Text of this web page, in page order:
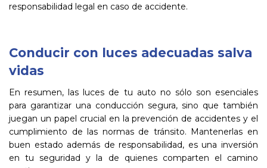
responsabilidad legal en caso de accidente.
Conducir con luces adecuadas salva
vidas
En resumen, las luces de tu auto no sólo son esenciales
para garantizar una conducción segura, sino que también
juegan un papel crucial en la prevención de accidentes y el
cumplimiento de las normas de tránsito. Mantenerlas en
buen estado además de responsabilidad, es una inversión
en tu seguridad y la de quienes comparten el camino